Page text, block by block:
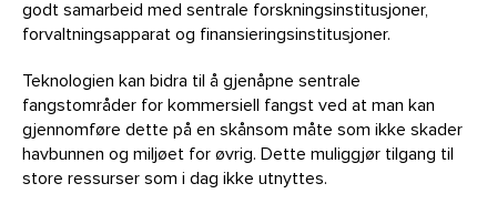
godt samarbeid med sentrale forskningsinstitusjoner,
forvaltningsapparat og finansieringsinstitusjoner.
Teknologien kan bidra til å gjenåpne sentrale
fangstområder for kommersiell fangst ved at man kan
gjennomføre dette på en skånsom måte som ikke skader
havbunnen og miljøet for øvrig. Dette muliggjør tilgang til
store ressurser som i dag ikke utnyttes.